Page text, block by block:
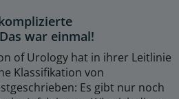
war einmal!
of Urology hat in ihrer Leitlinie
Klassifikation von
Es gibt nur noch